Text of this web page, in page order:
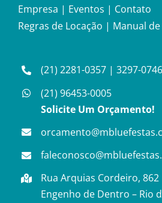
Empresa | Eventos | Contato
Regras de Locação | Manual
(21) 2281-0357 |3297-0746
(21) 96453-0005
Solicite Um Orçamento!
Rua Arquias Cordeiro, 862
Engenho de Dentro – Rio